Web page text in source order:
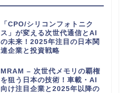
「CPO/シリコンフォトニク
ス」が変える次世代通信とAI
の未来！2025年注目の日本関
連企業と投資戦略
MRAM – 次世代メモリの覇権
を狙う日本の技術！車載・AI
向け注目企業と2025年以降の